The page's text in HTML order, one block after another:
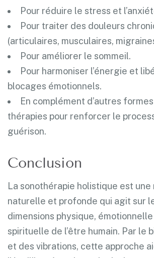
Pour réduire le stress et
Pour traiter des douleurs
(articulaires, musculaires,
Pour améliorer le sommeil.
Pour harmoniser l’énergie et
blocages émotionnels.
En complément d’autres
thérapies pour renforcer le
guérison.
Conclusion
La sonothérapie holistique est une
naturelle et profonde qui agit sur
dimensions physique,
spirituelle de l’être humain. Par le
et des vibrations, cette approche